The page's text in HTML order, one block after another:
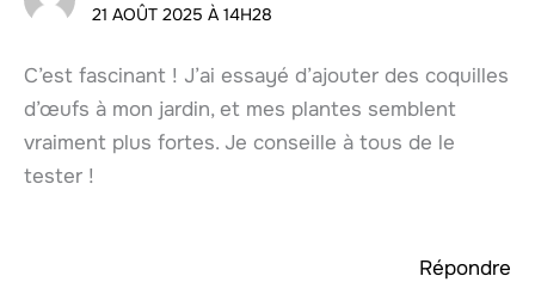
21 AOÛT 2025 À 14H28
C’est fascinant ! J’ai essayé d’ajouter des coquilles
d’œufs à mon jardin, et mes plantes semblent
vraiment plus fortes. Je conseille à tous de le
tester !
Répondre